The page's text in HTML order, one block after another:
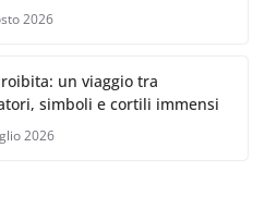
2026
un viaggio tra
simboli e cortili immensi
2026